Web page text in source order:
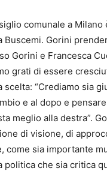
comunale a Milano
Gorini
Gorini e Francesca
grati di essere
scelta: “Crediamo sia
e al dopo e
meglio alla destra”.
di visione, di
come sia importante
che sia critica